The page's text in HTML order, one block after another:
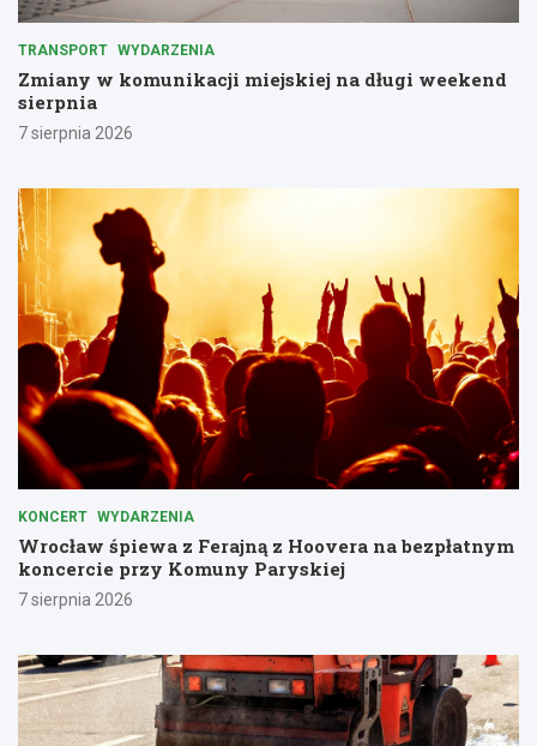
TRANSPORT WYDARZENIA
Zmiany w komunikacji miejskiej na długi weekend
sierpnia
7 sierpnia 2026
KONCERT WYDARZENIA
Wrocław śpiewa z Ferajną z Hoovera na bezpłatnym
koncercie przy Komuny Paryskiej
7 sierpnia 2026